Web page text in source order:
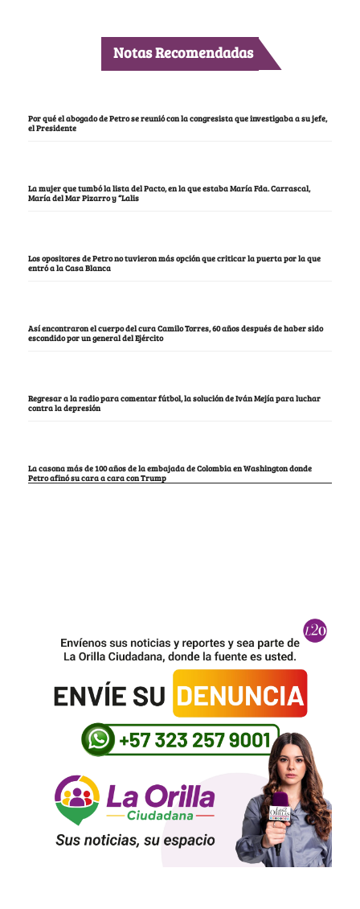
Notas Recomendadas
Por qué el abogado de Petro se reunió con la congresista que investigaba a su jefe,
el Presidente
La mujer que tumbó la lista del Pacto, en la que estaba María Fda. Carrascal,
María del Mar Pizarro y “Lalis
Los opositores de Petro no tuvieron más opción que criticar la puerta por la que
entró a la Casa Blanca
Así encontraron el cuerpo del cura Camilo Torres, 60 años después de haber sido
escondido por un general del Ejército
Regresar a la radio para comentar fútbol, la solución de Iván Mejía para luchar
contra la depresión
La casona más de 100 años de la embajada de Colombia en Washington donde
Petro afinó su cara a cara con Trump